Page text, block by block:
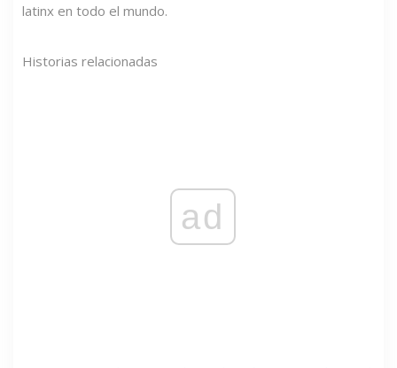
latinx en todo el mundo.
Historias relacionadas
ad